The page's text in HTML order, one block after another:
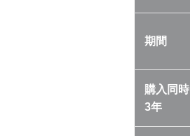
期間
購入同時
3年